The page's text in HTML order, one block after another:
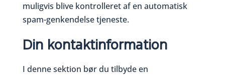
muligvis blive kontrolleret af en automatisk
spam-genkendelse tjeneste.
Din kontaktinformation
I denne sektion bør du tilbyde en